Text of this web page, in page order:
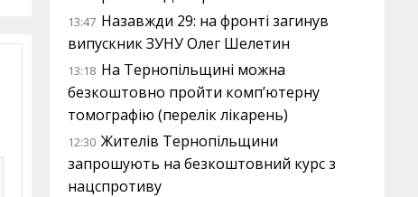
13:47 Назавжди 29: на фронті загинув
випускник ЗУНУ Олег Шелетин
13:18 На Тернопільщині можна
безкоштовно пройти комп’ютерну
томографію (перелік лікарень)
12:30 Жителів Тернопільщини
запрошують на безкоштовний курс з
нацспротиву